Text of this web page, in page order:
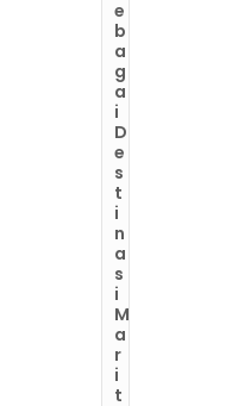
e
b
a
g
a
i
D
e
s
t
i
n
a
s
i
M
a
r
i
t